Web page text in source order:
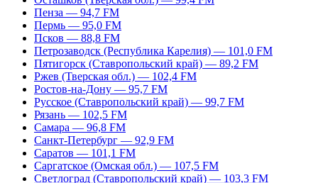
Пенза — 94,7 FM
Пермь — 95,0 FM
Псков — 88,8 FM
Петрозаводск (Республика Карелия) — 101,0 FM
Пятигорск (Ставропольский край) — 89,2 FM
Ржев (Тверская обл.) — 102,4 FM
Ростов-на-Дону — 95,7 FM
Русское (Ставропольский край) — 99,7 FM
Рязань — 102,5 FM
Самара — 96,8 FM
Санкт-Петербург — 92,9 FM
Саратов — 101,1 FM
Саргатское (Омская обл.) — 107,5 FM
Светлоград (Ставропольский край) — 103,3 FM